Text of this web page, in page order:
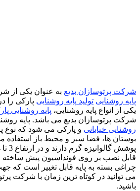
شرکت پرتوسازان بدیع به عنوان یکی از
پایه روشنایی تولید پایه روشنایی پارکی را
یکی از انواع پایه روشنایی، پایه روشنایی
شرکت پرتوسازان بدیع می باشد. پایه
روشنایی خیابانی و پارکی می شود که نوع
بوستان ها، فضا سبز و محیط باز استفاده
قابل نصب بر روی فونداسیون پیش ساخته
چراغی بسته به پایه قابل تغییر است که
می توانید در کوتاه ترین زمان با شرکت
باشید.